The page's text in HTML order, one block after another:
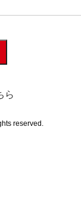
ら
reserved.